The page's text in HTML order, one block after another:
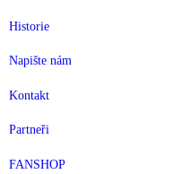
Historie
Napište nám
Kontakt
Partneři
FANSHOP